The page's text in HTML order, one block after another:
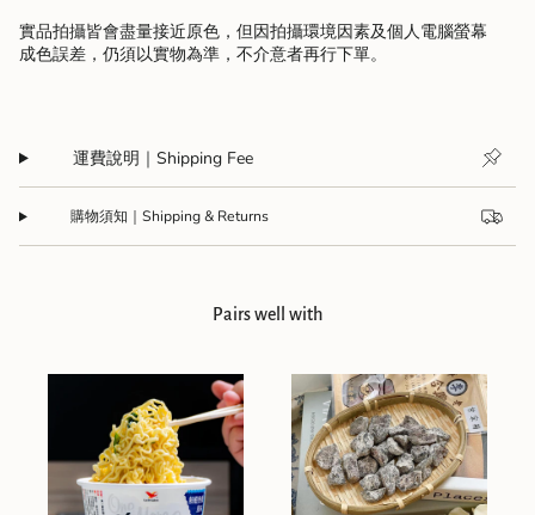
實品拍攝皆會盡量接近原色，但因拍攝環境因素及個人電腦螢幕
成色誤差，仍須以實物為準，不介意者再行下單。
運費說明｜Shipping Fee
購物須知｜Shipping & Returns
Pairs well with